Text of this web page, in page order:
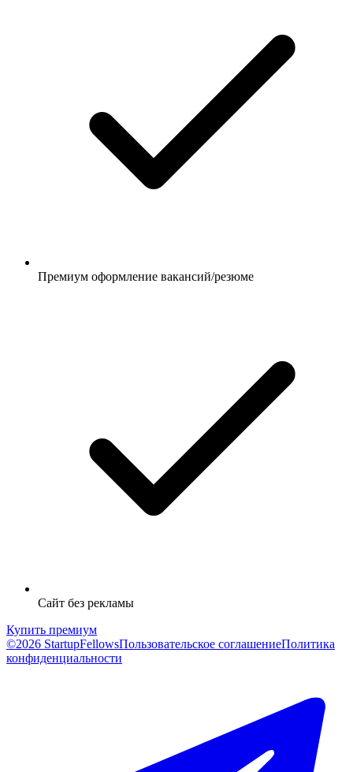
Премиум оформление вакансий/резюме
Сайт без рекламы
Купить премиум
©2026 StartupFellowsПользовательское соглашениеПолитика
конфиденциальности